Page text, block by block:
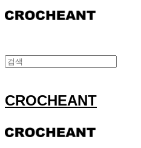
CROCHEANT